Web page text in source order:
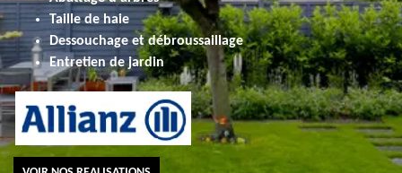
Taille de haie
Dessouchage et débroussaillage
Entretien de jardin